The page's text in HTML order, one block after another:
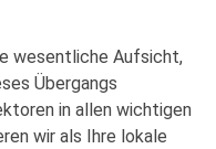
wesentliche Aufsicht,
Übergangs
in allen wichtigen
wir als Ihre lokale